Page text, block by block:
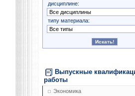
дисциплине:
типу материала:
Выпускные
работы
Экономика